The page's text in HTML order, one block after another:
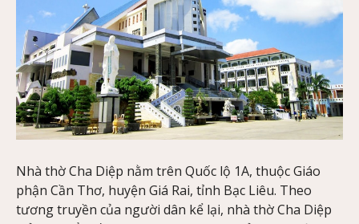
Nhà thờ Cha Diệp nằm trên Quốc lộ 1A, thuộc Giáo
phận Cần Thơ, huyện Giá Rai, tỉnh Bạc Liêu. Theo
tương truyền của người dân kể lại, nhà thờ Cha Diệp